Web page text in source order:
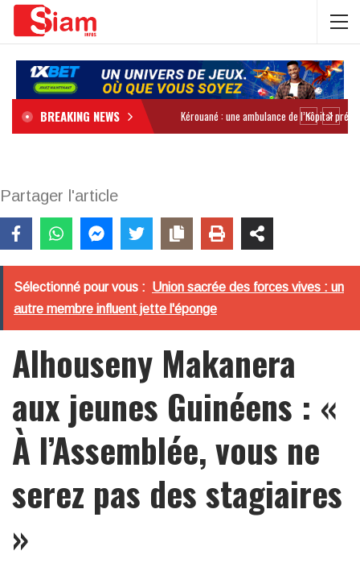
BREAKING NEWS
Partager l'article
Sélectionné pour vous : Union sacrée des forces vives : un
autre membre influent jette l'éponge
Alhouseny Makanera
aux jeunes Guinéens : «
À l’Assemblée, vous ne
serez pas des stagiaires
»